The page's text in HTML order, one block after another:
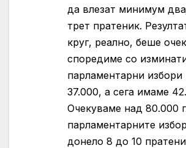
да влезат минимум
трет пратеник.
круг, реално, беше
споредиме со
парламентарни
37.000, а сега имаме
Очекуваме над 80.000
парламентарните
донело 8 до 10